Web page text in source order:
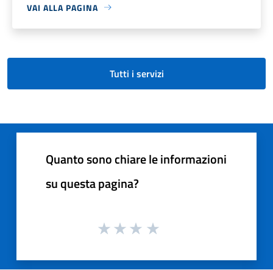
VAI ALLA PAGINA
Tutti i servizi
Quanto sono chiare le informazioni
su questa pagina?